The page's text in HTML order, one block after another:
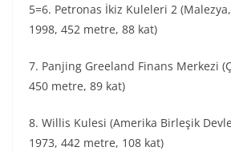
5=6. Petronas İkiz Kuleleri 2
1998, 452 metre, 88 kat)
7. Panjing Greeland Finans Merkezi
450 metre, 89 kat)
8. Willis Kulesi (Amerika Birleşik
1973, 442 metre, 108 kat)